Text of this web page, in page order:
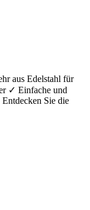
aus Edelstahl für
✓ Einfache und
Sie die